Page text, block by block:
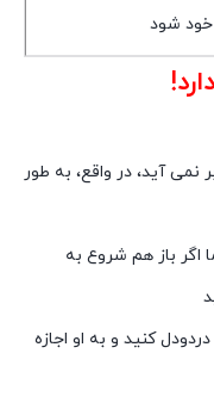
خود شود
آید، در واقع، به طور
اگر باز هم شروع به
کنید و به او اجازه